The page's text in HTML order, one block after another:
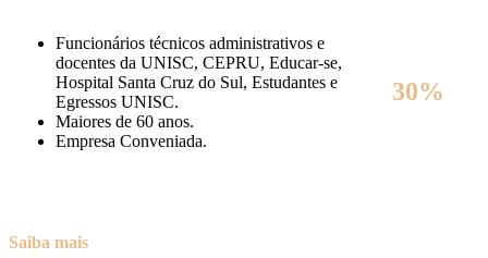
Funcionários técnicos administrativos e
docentes da UNISC, CEPRU, Educar-se,
Hospital Santa Cruz do Sul, Estudantes e
Egressos UNISC.
Maiores de 60 anos.
Empresa Conveniada.
30%
Saiba mais